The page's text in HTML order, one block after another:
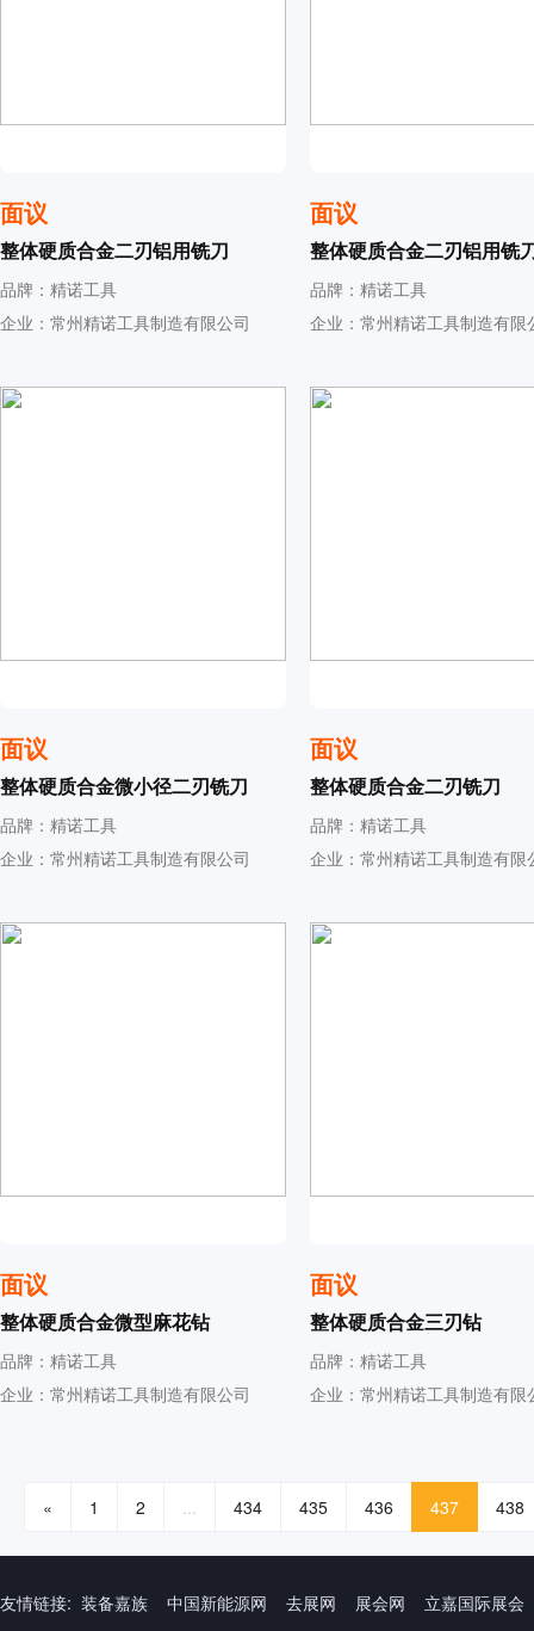
面议
整体硬质合金二刃铝用铣刀
品牌：精诺工具
企业：常州精诺工具制造有限公司
面议
整体硬质合金二刃铝用铣
品牌：精诺工具
企业：常州精诺工具制造有限
面议
整体硬质合金微小径二刃铣刀
品牌：精诺工具
企业：常州精诺工具制造有限公司
面议
整体硬质合金二刃铣刀
品牌：精诺工具
企业：常州精诺工具制造有限
面议
整体硬质合金微型麻花钻
品牌：精诺工具
企业：常州精诺工具制造有限公司
面议
整体硬质合金三刃钻
品牌：精诺工具
企业：常州精诺工具制造有限
« 1 2 ... 434 435 436 437 438
友情链接: 装备嘉族 中国新能源网 去展网 展会网 立嘉国际展会